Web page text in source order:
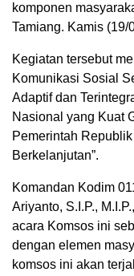
komponen
Tamiang. Kamis (19/
Kegiatan tersebut
Komunikasi Sosial
Adaptif dan
Nasional yang Kuat
Pemerintah
Berkelanjutan”.
Komandan Kodim
Ariyanto, S.I.P.,
acara Komsos ini
dengan elemen
komsos ini akan